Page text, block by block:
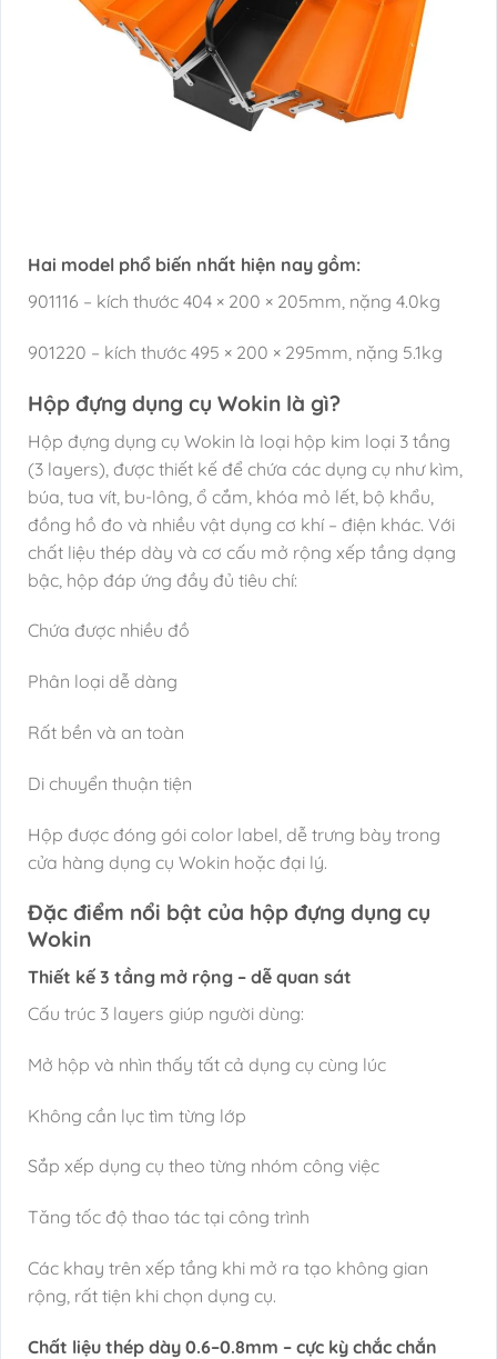
Hai model phổ biến nhất hiện nay gồm:
901116 – kích thước 404 × 200 × 205mm, nặng 4.0kg
901220 – kích thước 495 × 200 × 295mm, nặng 5.1kg
Hộp đựng dụng cụ Wokin là gì?
Hộp đựng dụng cụ Wokin là loại hộp kim loại 3 tầng
(3 layers), được thiết kế để chứa các dụng cụ như kìm,
búa, tua vít, bu-lông, ổ cắm, khóa mỏ lết, bộ khẩu,
đồng hồ đo và nhiều vật dụng cơ khí – điện khác. Với
chất liệu thép dày và cơ cấu mở rộng xếp tầng dạng
bậc, hộp đáp ứng đầy đủ tiêu chí:
Chứa được nhiều đồ
Phân loại dễ dàng
Rất bền và an toàn
Di chuyển thuận tiện
Hộp được đóng gói color label, dễ trưng bày trong
cửa hàng dụng cụ Wokin hoặc đại lý.
Đặc điểm nổi bật của hộp đựng dụng cụ
Wokin
Thiết kế 3 tầng mở rộng – dễ quan sát
Cấu trúc 3 layers giúp người dùng:
Mở hộp và nhìn thấy tất cả dụng cụ cùng lúc
Không cần lục tìm từng lớp
Sắp xếp dụng cụ theo từng nhóm công việc
Tăng tốc độ thao tác tại công trình
Các khay trên xếp tầng khi mở ra tạo không gian
rộng, rất tiện khi chọn dụng cụ.
Chất liệu thép dày 0.6–0.8mm – cực kỳ chắc chắn